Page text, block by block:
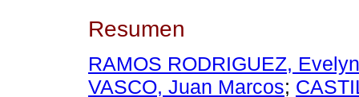
Resumen
RAMOS RODRIGUEZ, Evelyn
VASCO, Juan Marcos;